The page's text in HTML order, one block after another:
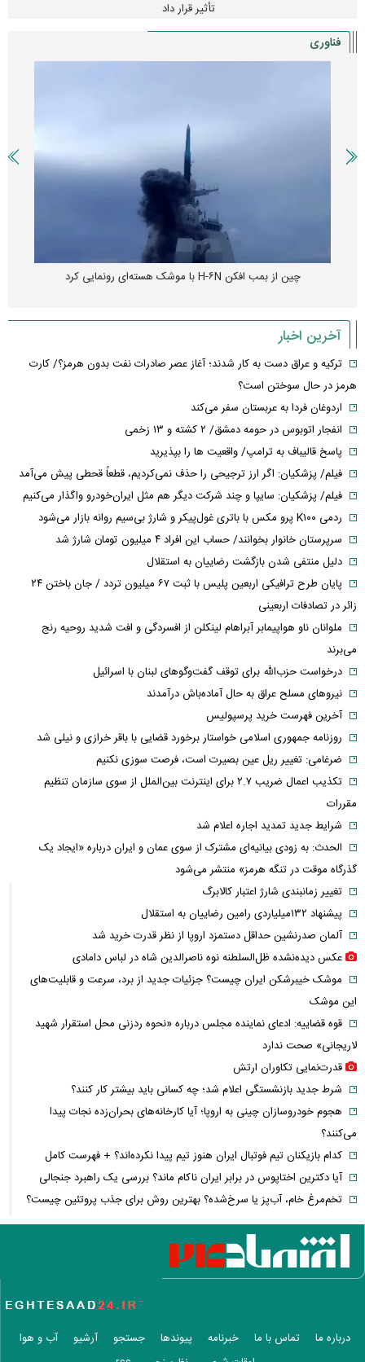
تأثیر قرار داد
فناوری
چین از بمب افکن H-۶N با موشک هسته‌ای رونمایی کرد
آخرین اخبار
ترکیه و عراق دست به کار شدند؛ آغاز عصر صادرات نفت بدون هرمز؟/ کارت
هرمز در حال سوختن است؟
اردوغان فردا به عربستان سفر می‌کند
انفجار اتوبوس در حومه دمشق/ ۲ کشته و ۱۳ زخمی
پاسخ قالیباف به ترامپ/ واقعیت ها را بپذیرید
فیلم/ پزشکیان: اگر ارز ترجیحی را حذف نمی‌کردیم، قطعاً قحطی پیش می‌آمد
فیلم/ پزشکیان: سایپا و چند شرکت دیگر هم مثل ایران‌خودرو واگذار می‌کنیم
ردمی K۱۰۰ پرو مکس با باتری غول‌پیکر و شارژ بی‌سیم روانه بازار می‌شود
سرپرستان خانوار بخوانند/ حساب این افراد ۴ میلیون تومان شارژ شد
دلیل منتفی شدن بازگشت رضاییان به استقلال
پایان طرح ترافیکی اربعین پلیس با ثبت ۶۷ میلیون تردد / جان باختن ۲۴
زائر در تصادفات اربعینی
ملوانان ناو هواپیمابر آبراهام لینکلن از افسردگی و افت شدید روحیه رنج
می‌برند
درخواست حزب‌الله برای توقف گفت‌وگوهای لبنان با اسرائیل
نیروهای مسلح عراق به حال آماده‌باش درآمدند
آخرین فهرست خرید پرسپولیس
روزنامه جمهوری اسلامی خواستار برخورد قضایی با باقر خرازی و نیلی شد
ضرغامی: تغییر ریل عین بصیرت است، فرصت سوزی نکنیم
تکذیب اعمال ضریب ۲.۷ برای اینترنت بین‌الملل از سوی سازمان تنظیم
مقررات
شرایط جدید تمدید اجاره اعلام شد
الحدث: به زودی بیانیه‌ای مشترک از سوی عمان و ایران درباره «ایجاد یک
گذرگاه موقت در تنگه هرمز» منتشر می‌شود
تغییر زمانبندی‌ شارژ اعتبار کالابرگ
پیشنهاد ۱۳۲میلیاردی رامین رضاییان به استقلال
آلمان صدرنشین حداقل دستمزد اروپا از نظر قدرت خرید شد
عکس دیده‌نشده ظل‌السلطنه نوه ناصرالدین شاه در لباس دامادی
موشک خیبرشکن ایران چیست؟ جزئیات جدید از برد، سرعت و قابلیت‌های
این موشک
قوه قضاییه: ادعای نماینده مجلس درباره «نحوه ردزنی محل استقرار شهید
لاریجانی» صحت ندارد
قدرت‌نمایی تکاوران ارتش
شرط جدید بازنشستگی اعلام شد؛ چه کسانی باید بیشتر کار کنند؟
هجوم خودروسازان چینی به اروپا؛ آیا کارخانه‌های بحران‌زده نجات پیدا
می‌کنند؟
کدام بازیکنان تیم فوتبال ایران هنوز تیم پیدا نکرده‌اند؟ + فهرست کامل
آیا دکترین اختاپوس در برابر ایران ناکام ماند؟ بررسی یک راهبرد جنجالی
تخم‌مرغ خام، آب‌پز یا سرخ‌شده؟ بهترین روش برای جذب پروتئین چیست؟
پشت پرده خودکفایی دارویی؛ چرا واردات همچنان حرف اول را می‌زند؟
حمله خلبانان ایرانی به پایگاه آمریکا بدون GPS
شرایط تغییر نام خانوادگی و شناسنامه اعلام شد+ مراحل، مدارک لازم و قوانین
مصرف لبنیات یک‌چهارم شد؛ قیمت شیر باز هم افزایش می‌یابد؟ / هشدار
درباره ما تماس با ما خبرنامه پیوندها جستجو آرشیو
آب و هوا